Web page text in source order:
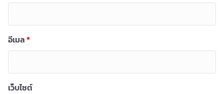
อีเมล*
เว็บไซต์